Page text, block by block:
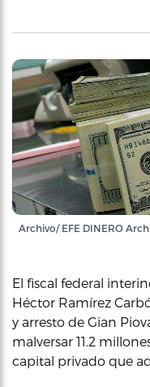
Archivo/ EFE DINERO
El fiscal federal
Héctor Ramírez
y arresto de Gian
malversar 11.2
capital privado que